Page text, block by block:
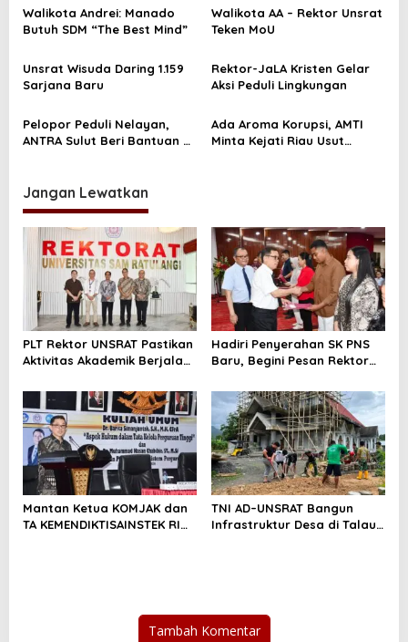
i
p
o
s
Walikota Andrei: Manado
Butuh SDM “The Best Mind”
Walikota AA – Rektor Unsrat
Teken MoU
Unsrat Wisuda Daring 1.159
Sarjana Baru
Rektor-JaLA Kristen Gelar
Aksi Peduli Lingkungan
Pelopor Peduli Nelayan,
ANTRA Sulut Beri Bantuan di
Ada Aroma Korupsi, AMTI
Minta Kejati Riau Usut
Jangan Lewatkan
PLT Rektor UNSRAT Pastikan
Aktivitas Akademik Berjalan
Hadiri Penyerahan SK PNS
Baru, Begini Pesan Rektor
Mantan Ketua KOMJAK dan
TA KEMENDIKTISAINSTEK RI
TNI AD–UNSRAT Bangun
Infrastruktur Desa di Talaud
Tambah Komentar